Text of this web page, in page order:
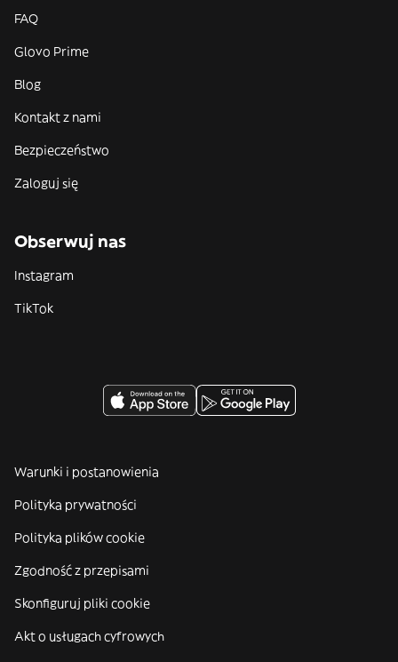
FAQ
Glovo Prime
Blog
Kontakt z nami
Bezpieczeństwo
Zaloguj się
Obserwuj nas
Instagram
TikTok
Warunki i postanowienia
Polityka prywatności
Polityka plików cookie
Zgodność z przepisami
Skonfiguruj pliki cookie
Akt o usługach cyfrowych